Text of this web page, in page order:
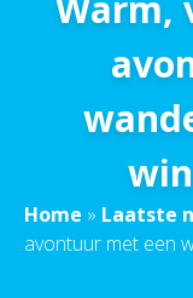
Home » Laatste
avontuur met een